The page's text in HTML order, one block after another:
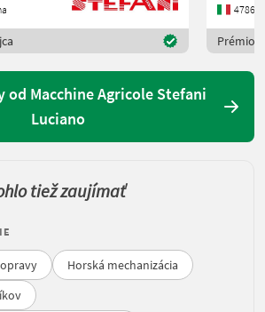
47864
od Macchine Agricole Stefani
Luciano
tiež zaujímať
Horská mechanizácia